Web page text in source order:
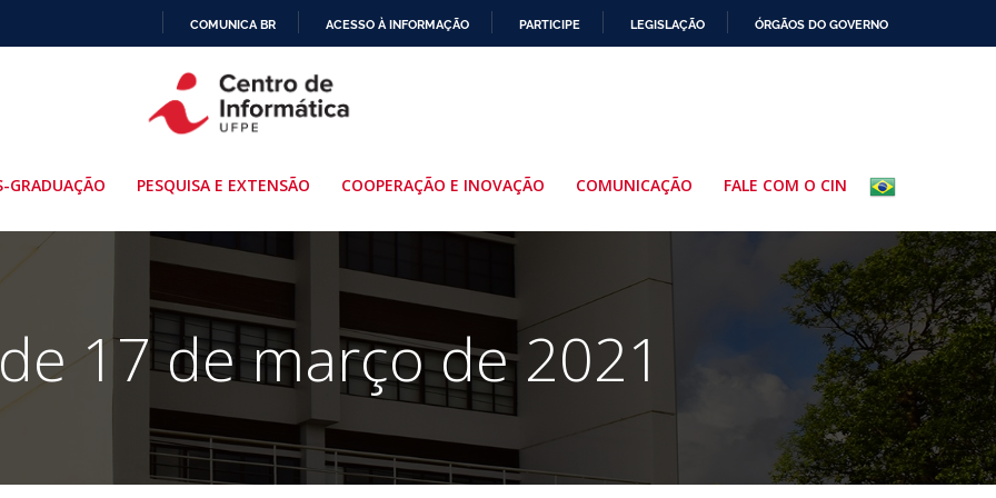
PARA
O
COMUNICA BR ACESSO À INFORMAÇÃO PARTICIPE LEGISLAÇÃO ÓRGÃOS DO GOVERNO
GRADUAÇÃO PESQUISA E EXTENSÃO COOPERAÇÃO E INOVAÇÃO COMUNICAÇÃO FALE COM O CIN
17 de março de 2021